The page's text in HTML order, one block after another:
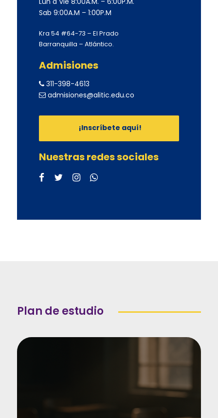
Sab 9:00A.M – 1:00P.M
Kra 54 #64-73 – El Prado
Barranquilla – Atlántico.
Admisiones
311-398-4613
admisiones@alitic.edu.co
¡Inscríbete aquí!
Nuestras redes sociales
Plan de estudio